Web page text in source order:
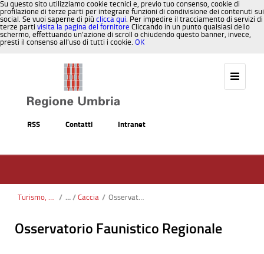
Su questo sito utilizziamo cookie tecnici e, previo tuo consenso, cookie di
profilazione di terze parti per integrare funzioni di condivisione dei contenuti sui
social. Se vuoi saperne di più clicca qui. Per impedire il tracciamento di servizi di
terze parti visita la pagina del fornitore Cliccando in un punto qualsiasi dello
schermo, effettuando un’azione di scroll o chiudendo questo banner, invece,
presti il consenso all’uso di tutti i cookie. OK
RSS Contatti Intranet
Turismo, Sport, Caccia, Pesca / Caccia / Osservatorio faunistico
Osservatorio Faunistico Regionale